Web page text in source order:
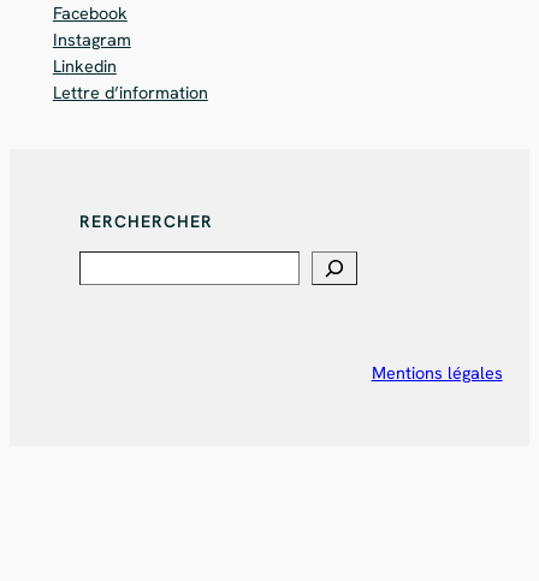
Facebook
Instagram
Linkedin
Lettre d’information
RERCHERCHER
Mentions légales